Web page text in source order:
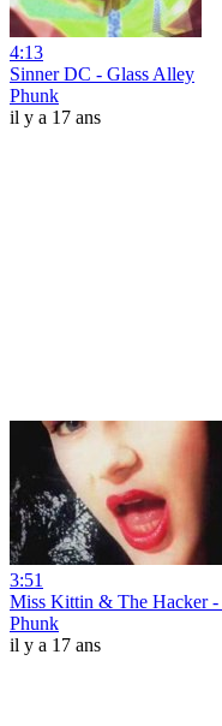
4:13
Sinner DC - Glass Alley
Phunk
il y a 17 ans
3:51
Miss Kittin & The Hacker -
Phunk
il y a 17 ans